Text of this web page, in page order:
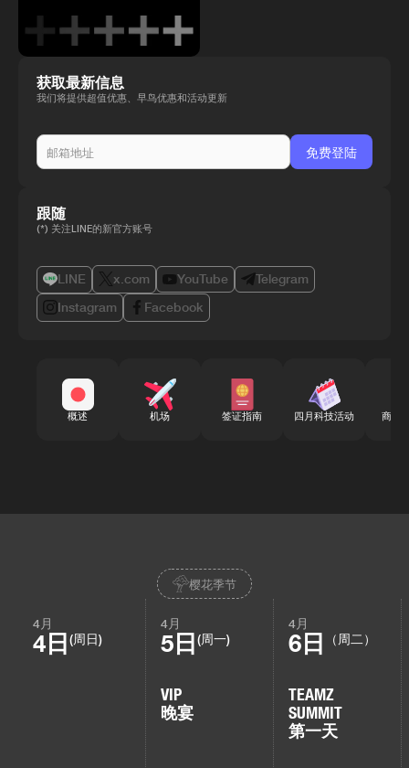
获取最新信息
我们将提供超值优惠、早鸟优惠和活动更新
跟随
(*) 关注LINE的新官方账号
LINE x.com YouTube
Telegram
Instagram
Facebook
概述 机场 签证指南 四月科技活动 商务
樱花季节
4月
4日 (周日)
4月
5日 (周一)
VIP
晚宴
4月
6日 （周二）
TEAMZ
SUMMIT
第一天